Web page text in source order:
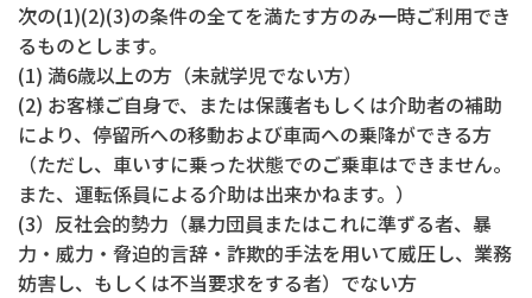
次の(1)(2)(3)の条件の全てを満たす方のみ一時ご利用でき
るものとします。
(1) 満6歳以上の方（未就学児でない方）
(2) お客様ご自身で、または保護者もしくは介助者の補助
により、停留所への移動および車両への乗降ができる方
（ただし、車いすに乗った状態でのご乗車はできません。
また、運転係員による介助は出来かねます。）
(3）反社会的勢力（暴力団員またはこれに準ずる者、暴
力・威力・脅迫的言辞・詐欺的手法を用いて威圧し、業務
妨害し、もしくは不当要求をする者）でない方